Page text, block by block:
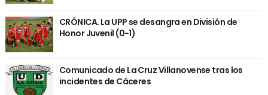
CRÓNICA. La UPP se desangra en División de
Honor Juvenil (0-1)
Comunicado de La Cruz Villanovense tras los
incidentes de Cáceres